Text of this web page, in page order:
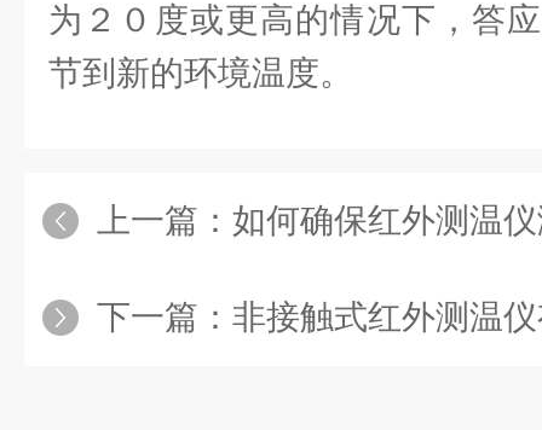
为２０度或更高的情况下，答
节到新的环境温度。
上一篇： 如何确保红外测温
下一篇： 非接触式红外测温